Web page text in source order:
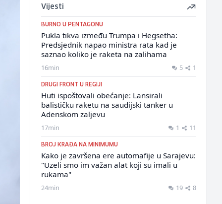
Vijesti
BURNO U PENTAGONU
Pukla tikva između Trumpa i Hegsetha:
Predsjednik napao ministra rata kad je
saznao koliko je raketa na zalihama
16min 5 1
DRUGI FRONT U REGIJI
Huti ispoštovali obećanje: Lansirali
balističku raketu na saudijski tanker u
Adenskom zaljevu
17min 1 11
BROJ KRAĐA NA MINIMUMU
Kako je završena ere automafije u Sarajevu:
"Uzeli smo im važan alat koji su imali u
rukama"
24min 19 8